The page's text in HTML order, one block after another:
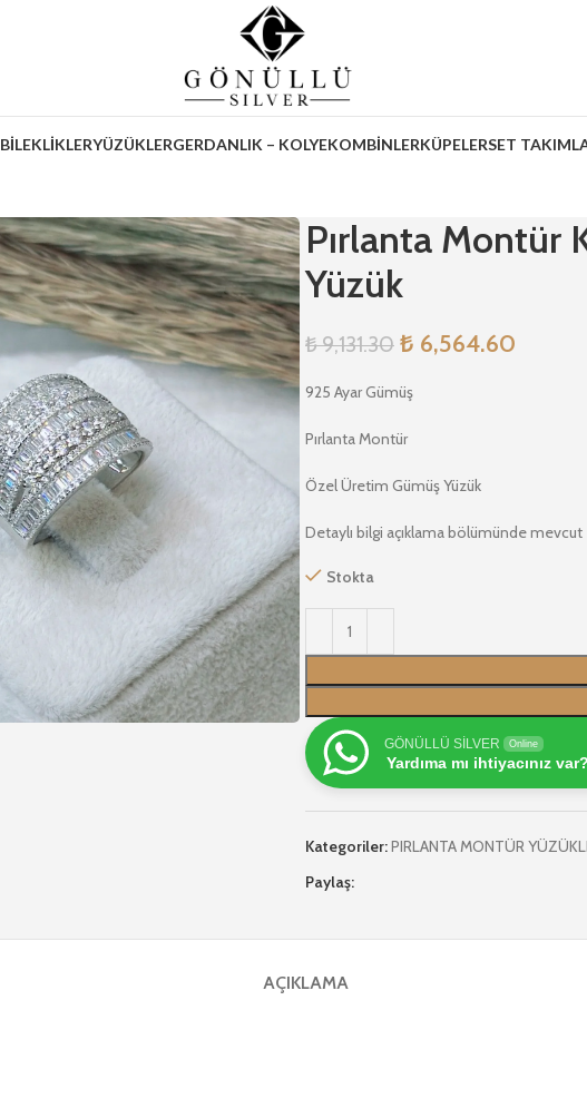
BİLEKLİKLERYÜZÜKLERGERDANLIK – KOLYEKOMBİNLERKÜPELERSET
Pırlanta Montür
Yüzük
₺9,131.30 ₺ 6,564.60
925 Ayar Gümüş
Pırlanta Montür
Özel Üretim Gümüş Yüzük
Detaylı bilgi açıklama bölümünde mevcut
Stokta
GÖNÜLLÜ SİLVER Online
Yardıma mı ihtiyacınız var?
Kategoriler:PIRLANTA MONTÜR
Paylaş:
AÇIKLAMA